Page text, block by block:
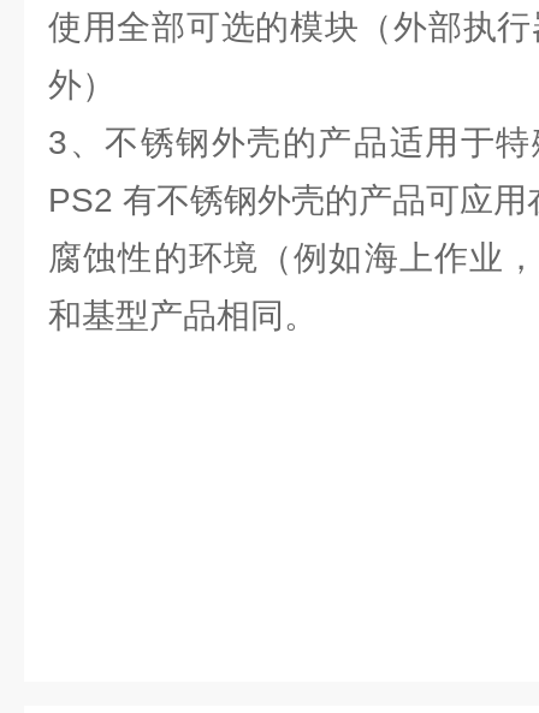
使用全部可选的模块（外部执
外）
3、不锈钢外壳的产品适用于
PS2 有不锈钢外壳的产品可应用
腐蚀性的环境（例如海上作业
和基型产品相同。